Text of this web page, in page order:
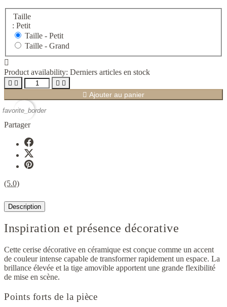
Taille
: Petit
Taille - Petit
Taille - Grand

Product availability: Derniers articles en stock
   
 Ajouter au panier
favorite_border
Partager
(5.0)
Description
Inspiration et présence décorative
Cette cerise décorative en céramique est conçue comme un accent
de couleur intense capable de transformer rapidement un espace. La
brillance élevée et la tige amovible apportent une grande flexibilité
de mise en scène.
Points forts de la pièce